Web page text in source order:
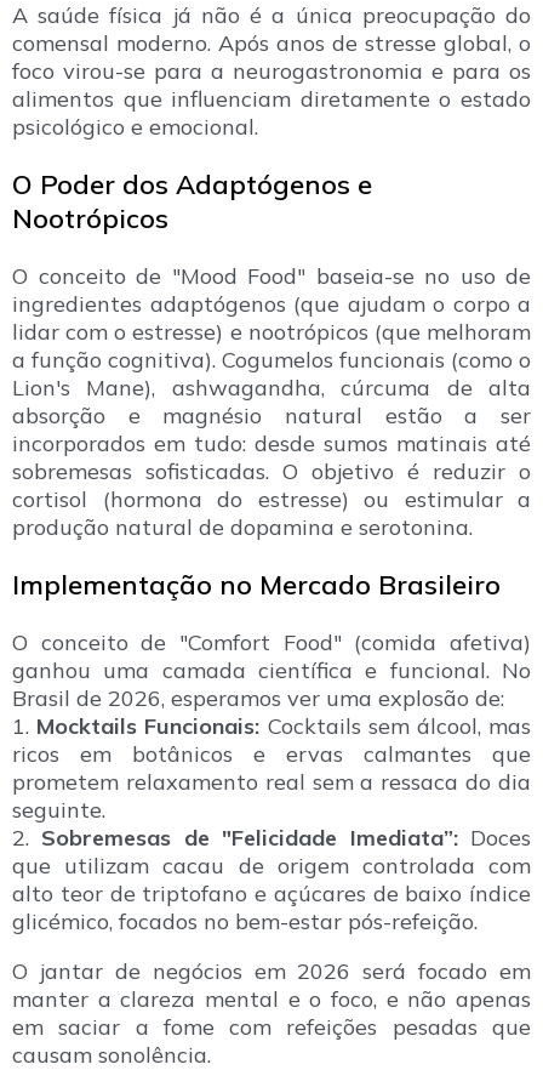
A saúde física já não é a única preocupação do
comensal moderno. Após anos de stresse global, o
foco virou-se para a neurogastronomia e para os
alimentos que influenciam diretamente o estado
psicológico e emocional.
O Poder dos Adaptógenos e
Nootrópicos
O conceito de "Mood Food" baseia-se no uso de
ingredientes adaptógenos (que ajudam o corpo a
lidar com o estresse) e nootrópicos (que melhoram
a função cognitiva). Cogumelos funcionais (como o
Lion's Mane), ashwagandha, cúrcuma de alta
absorção e magnésio natural estão a ser
incorporados em tudo: desde sumos matinais até
sobremesas sofisticadas. O objetivo é reduzir o
cortisol (hormona do estresse) ou estimular a
produção natural de dopamina e serotonina.
Implementação no Mercado Brasileiro
O conceito de "Comfort Food" (comida afetiva)
ganhou uma camada científica e funcional. No
Brasil de 2026, esperamos ver uma explosão de:
1. Mocktails Funcionais: Cocktails sem álcool, mas
ricos em botânicos e ervas calmantes que
prometem relaxamento real sem a ressaca do dia
seguinte.
2. Sobremesas de "Felicidade Imediata”:Doces
que utilizam cacau de origem controlada com
alto teor de triptofano e açúcares de baixo índice
glicémico, focados no bem-estar pós-refeição.
O jantar de negócios em 2026 será focado em
manter a clareza mental e o foco, e não apenas
em saciar a fome com refeições pesadas que
causam sonolência.